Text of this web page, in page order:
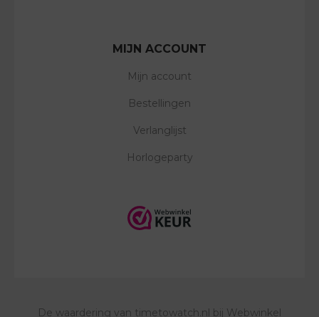
MIJN ACCOUNT
Mijn account
Bestellingen
Verlanglijst
Horlogeparty
De waardering van timetowatch.nl bij Webwinkel